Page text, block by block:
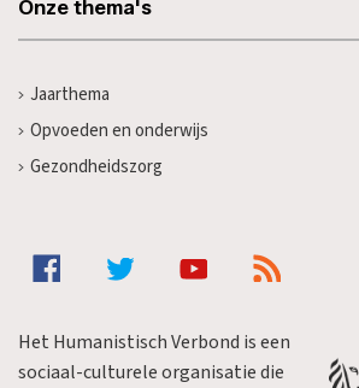
Onze thema's
Jaarthema
Opvoeden en onderwijs
Gezondheidszorg
Het Humanistisch Verbond is een
sociaal-culturele organisatie die